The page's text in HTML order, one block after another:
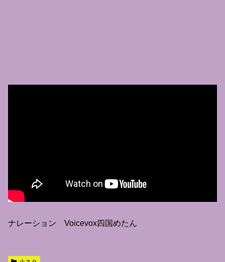
ナレーション Voicevox四国めたん